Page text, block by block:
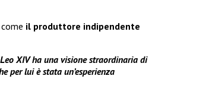
il produttore indipendente
XIV ha una visione straordinaria di
per lui è stata un’esperienza